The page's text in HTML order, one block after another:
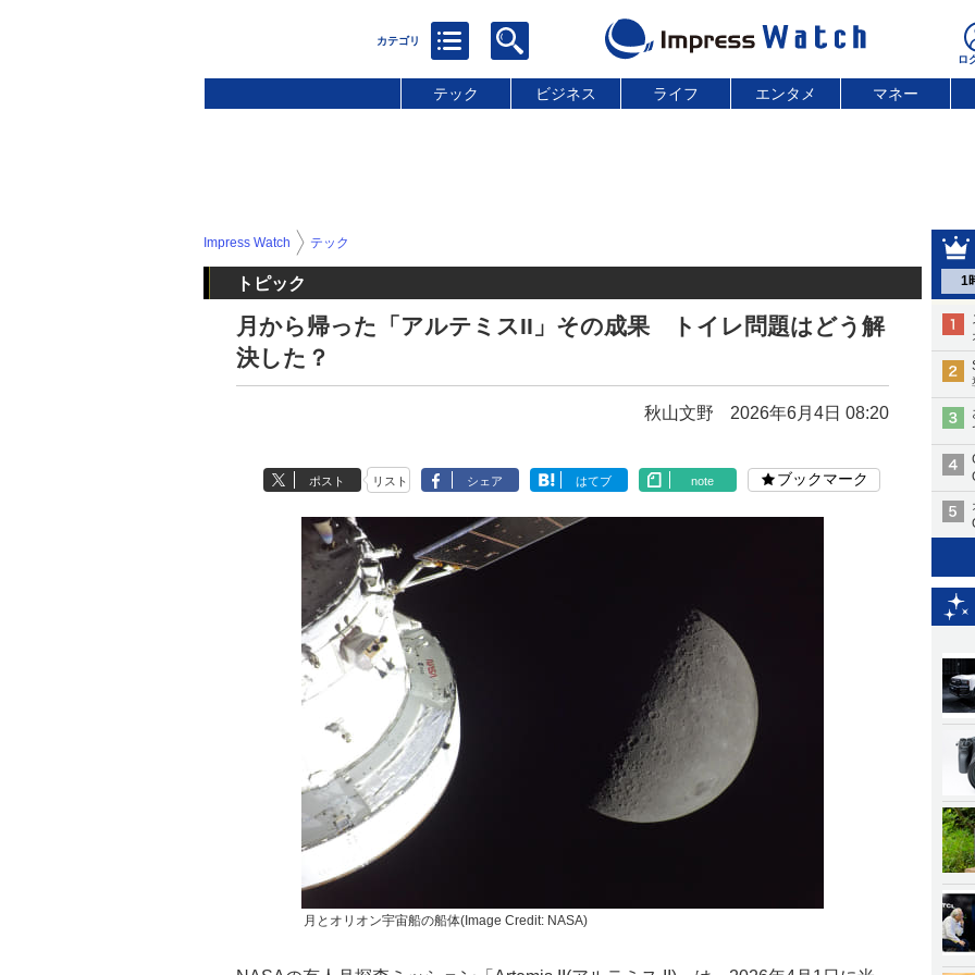
テック ビジネス ライフ エンタメ マネー
1
Impress Watch テック
トピック
月から帰った「アルテミスII」その成果 トイレ問題はどう解
決した？
秋山文野 2026年6月4日 08:20
ポスト リスト シェア はてブ note ブックマーク
月とオリオン宇宙船の船体(Image Credit: NASA)